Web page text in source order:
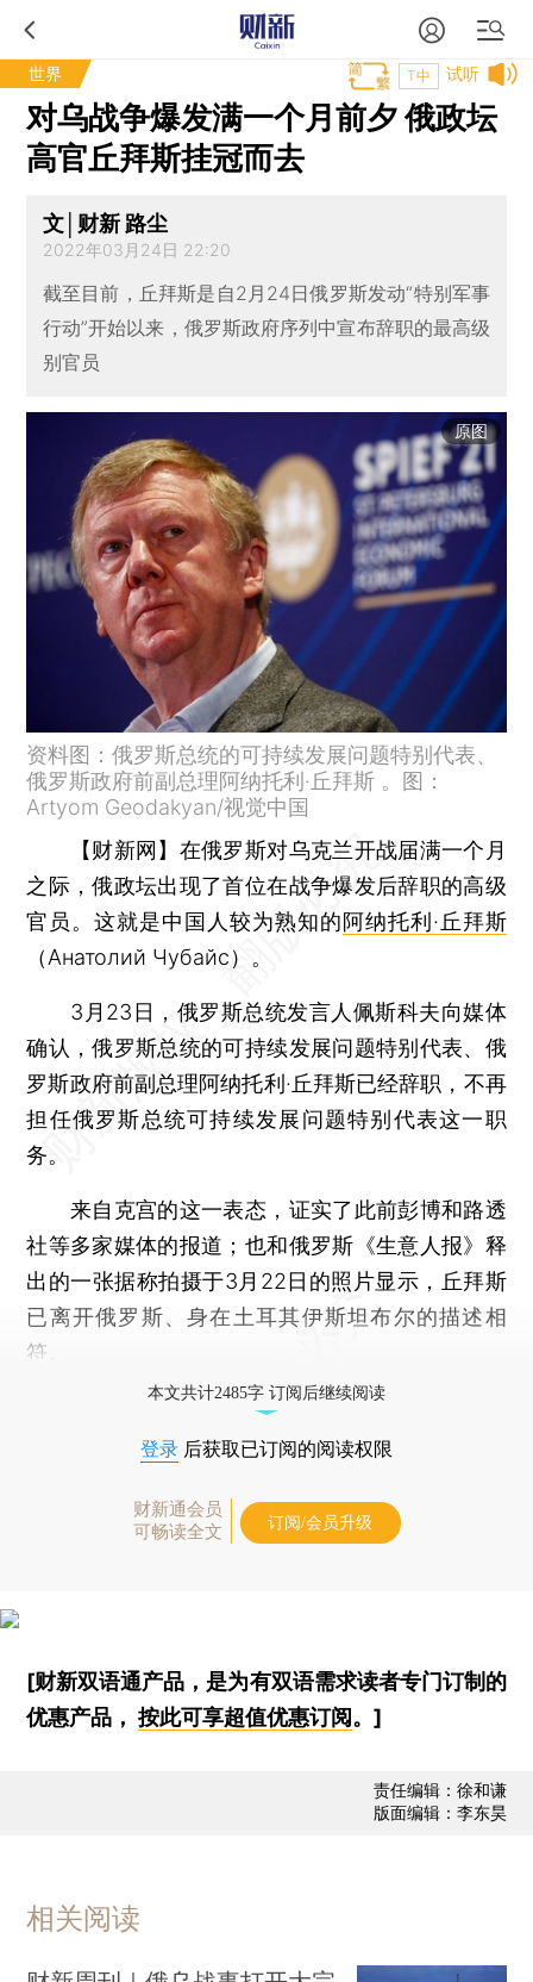
世界 试听
T中
对乌战争爆发满一个月前夕 俄政坛
高官丘拜斯挂冠而去
文│财新 路尘
2022年03月24日 22:20
截至目前，丘拜斯是自2月24日俄罗斯发动“特别军事
行动”开始以来，俄罗斯政府序列中宣布辞职的最高级
别官员
原图
资料图：俄罗斯总统的可持续发展问题特别代表、
俄罗斯政府前副总理阿纳托利·丘拜斯 。图：
Artyom Geodakyan/视觉中国
【财新网】 在俄罗斯对乌克兰开战届满一个月
之际，俄政坛出现了首位在战争爆发后辞职的高级
官员。这就是中国人较为熟知的阿纳托利·丘拜斯
（Анатолий Чубайс）。
3月23日，俄罗斯总统发言人佩斯科夫向媒体
确认，俄罗斯总统的可持续发展问题特别代表、俄
罗斯政府前副总理阿纳托利·丘拜斯已经辞职，不再
担任俄罗斯总统可持续发展问题特别代表这一职
务。
来自克宫的这一表态，证实了此前彭博和路透
社等多家媒体的报道；也和俄罗斯《生意人报》释
出的一张据称拍摄于3月22日的照片显示，丘拜斯
已离开俄罗斯、身在土耳其伊斯坦布尔的描述相
符。
本文共计2485字 订阅后继续阅读
登录 后获取已订阅的阅读权限
财新通会员
可畅读全文
订阅/会员升级
[财新双语通产品，是为有双语需求读者专门订制的
优惠产品，按此可享超值优惠订阅。]
责任编辑：徐和谦
版面编辑：李东昊
相关阅读